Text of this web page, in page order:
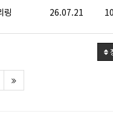
링 26.07.21